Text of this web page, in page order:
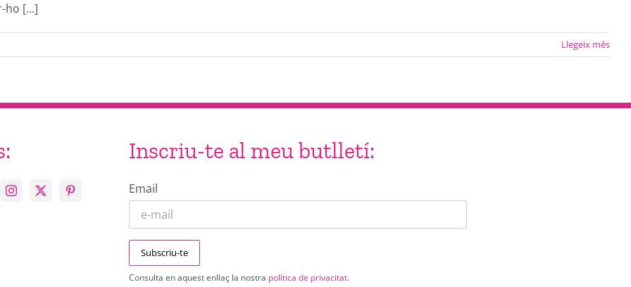
ho [...]
Llegeix més
Inscriu-te al meu butlletí:
Email
Consulta en aquest enllaç la nostra política de privacitat.